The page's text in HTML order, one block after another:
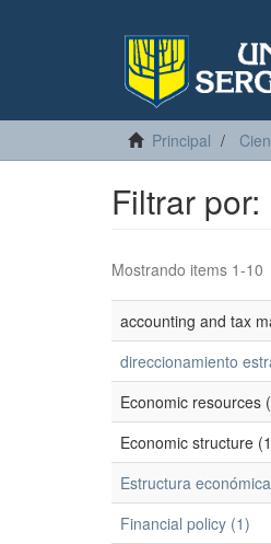
Principal
Filtrar
Mostrando items 1-10
accounting and tax
direccionamiento
Economic resources
Economic structure
Estructura
Financial policy (1)